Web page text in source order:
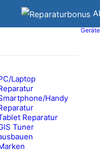
Laptop
Handy
Reparatur
Tuner